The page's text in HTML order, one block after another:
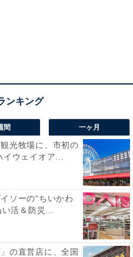
間 一ヶ月
光牧場に、市初の
ウェイオア...
ソーの“ちいかわ
活＆防災...
の直営店に、全国